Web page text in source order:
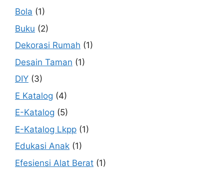
Bola (1)
Buku (2)
Dekorasi Rumah (1)
Desain Taman (1)
DIY (3)
E Katalog (4)
E-Katalog (5)
E-Katalog Lkpp (1)
Edukasi Anak (1)
Efesiensi Alat Berat (1)